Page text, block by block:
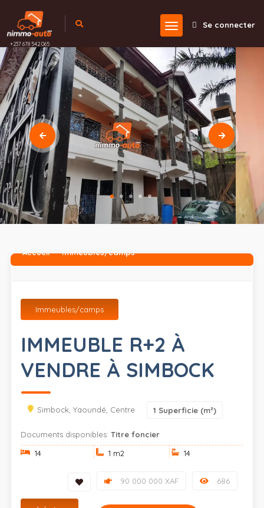
+237 678 542 065
Se connecter
Accueil Immeubles/camps
Immeubles/camps
IMMEUBLE R+2 À
VENDRE À SIMBOCK
Simbock, Yaoundé, Centre 1 Superficie (m²)
Documents disponibles:Titre foncier
14
1 m2 14
686
90 000 000 XAF